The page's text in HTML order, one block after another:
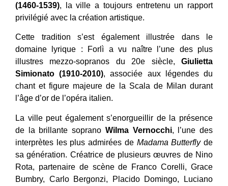
(1460-1539), la ville a toujours entretenu un rapport
privilégié avec la création artistique.
Cette tradition s’est également illustrée dans le
domaine lyrique : Forlì a vu naître l’une des plus
illustres mezzo-sopranos du 20e siècle, Giulietta
Simionato (1910-2010), associée aux légendes du
chant et figure majeure de la Scala de Milan durant
l’âge d’or de l’opéra italien.
La ville peut également s’enorgueillir de la présence
de la brillante soprano Wilma Vernocchi, l’une des
interprètes les plus admirées de Madama Butterflyde
sa génération. Créatrice de plusieurs œuvres de Nino
Rota, partenaire de scène de Franco Corelli, Grace
Bumbry, Carlo Bergonzi, Placido Domingo, Luciano